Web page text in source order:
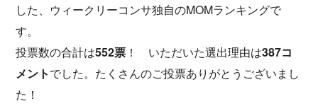
した、ウィークリーコンサ独自のMOMランキングで
す。
投票数の合計は552票！ いただいた選出理由は387コ
メントでした。たくさんのご投票ありがとうございまし
た！